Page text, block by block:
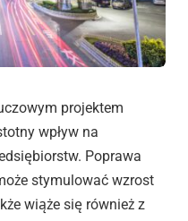
projektem
wpływ na
Poprawa
stymulować wzrost
wiąże się również z